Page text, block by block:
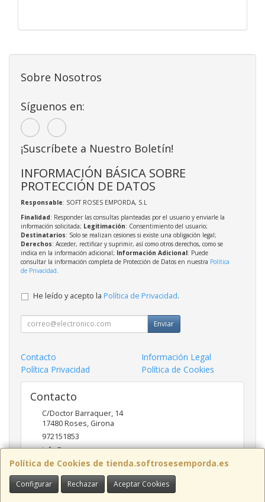
Política de Cookies de tienda.softrosesemporda.es
Configurar Rechazar Aceptar Cookies
Sobre Nosotros
Síguenos en:
¡Suscríbete a Nuestro Boletín!
INFORMACIÓN BÁSICA SOBRE
PROTECCIÓN DE DATOS
Responsable: SOFT ROSES EMPORDA, S.L
Finalidad: Responder las consultas planteadas por el usuario y enviarle la
información solicitada; Legitimación: Consentimiento del usuario;
Destinatarios: Solo se realizan cesiones si existe una obligación legal;
Derechos: Acceder, rectificar y suprimir, así como otros derechos, como se
indica en la información adicional; Información Adicional: Puede
consultar la información completa de Protección de Datos en nuestra Política
de Privacidad
He leído y acepto la Política de Privacidad.
Enviar
Contacto
Información Legal
Política Privacidad
Política de Cookies
Contacto
C/Doctor Barraquer, 14
17480Roses, Girona
972151853
info@ncsroses.com
Horario